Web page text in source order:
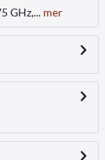
GHz,... mer